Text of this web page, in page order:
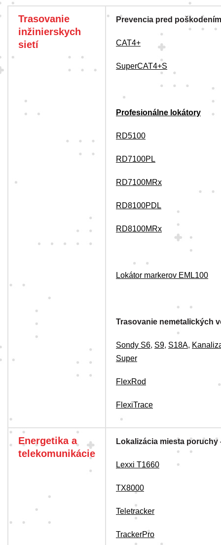
Trasovanie
inžinierskych
sietí
Prevencia pred
CAT4+
SuperCAT4+S
Profesionálne lokátory
RD5100
RD7100PL
RD7100MRx
RD8100PDL
RD8100MRx
Lokátor markerov EML100
Trasovanie nemetalických
Sondy S6, S9, S18A,
Super
FlexRod
FlexiTrace
Energetika a
telekomunikácie
Lokalizácia miesta poruchy
Lexxi T1660
TX8000
Teletracker
TrackerPro